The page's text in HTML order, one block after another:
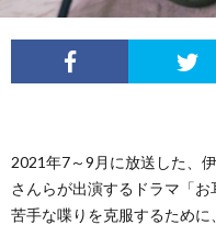
2021年7～9月に放送した、
さんらが出演するドラマ「お
苦手な喋りを克服するため